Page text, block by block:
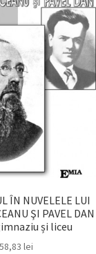
ÎN NUVELELE LUI
ŞI PAVEL DAN
și liceu
58,83lei